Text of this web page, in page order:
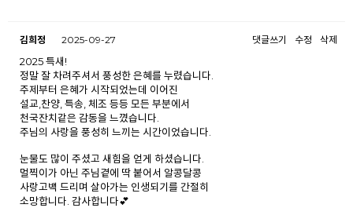
김희정 2025-09-27 댓글쓰기 수정 삭제
2025 특새!
정말 잘 차려주셔서 풍성한 은혜를 누렸습니다.
주제부터 은혜가 시작되었는데 이어진
설교,찬양, 특송, 체조 등등 모든 부분에서
천국잔치같은 감동을 느꼈습니다.
주님의 사랑을 풍성히 느끼는 시간이었습니다.
눈물도 많이 주셨고 새힘을 얻게 하셨습니다.
멀찍이가 아닌 주님곁에 딱 붙어서 알콩달콩
사랑고백 드리며 살아가는 인생되기를 간절히
소망합니다. 감사합니다💕